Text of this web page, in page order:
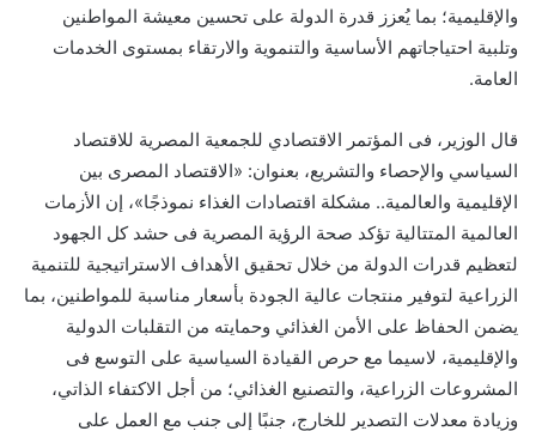
والإقليمية؛ بما يُعزز قدرة الدولة على تحسين معيشة المواطنين
وتلبية احتياجاتهم الأساسية والتنموية والارتقاء بمستوى الخدمات
العامة.
قال الوزير، فى المؤتمر الاقتصادي للجمعية المصرية للاقتصاد
السياسي والإحصاء والتشريع، بعنوان: «الاقتصاد المصرى بين
الإقليمية والعالمية.. مشكلة اقتصادات الغذاء نموذجًا»، إن الأزمات
العالمية المتتالية تؤكد صحة الرؤية المصرية فى حشد كل الجهود
لتعظيم قدرات الدولة من خلال تحقيق الأهداف الاستراتيجية للتنمية
الزراعية لتوفير منتجات عالية الجودة بأسعار مناسبة للمواطنين، بما
يضمن الحفاظ على الأمن الغذائي وحمايته من التقلبات الدولية
والإقليمية، لاسيما مع حرص القيادة السياسية على التوسع فى
المشروعات الزراعية، والتصنيع الغذائي؛ من أجل الاكتفاء الذاتي،
وزيادة معدلات التصدير للخارج، جنبًا إلى جنب مع العمل على